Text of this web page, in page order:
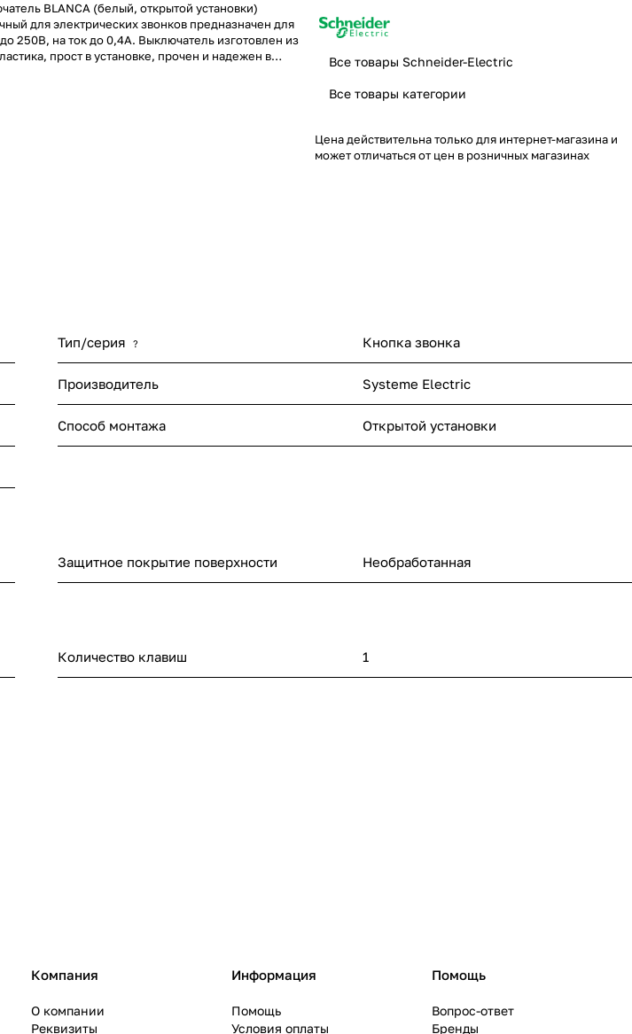
BLANCA (белый, открытой установки)
для электрических звонков предназначен для
250В, на ток до 0,4А. Выключатель изготовлен из
прост в установке, прочен и надежен в
Все товары Schneider-Electric
Все товары категории
Цена действительна только для интернет-магазина и
может отличаться от цен в розничных магазинах
Тип/серия ? Кнопка звонка
Производитель Systeme Electric
Способ монтажа Открытой установки
Защитное покрытие поверхности Необработанная
Количество клавиш 1
Компания
О компании
Реквизиты
Информация
Помощь
Условия оплаты
Помощь
Вопрос-ответ
Бренды